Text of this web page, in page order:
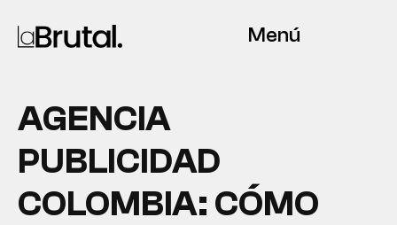
Menú
AGENCIA
PUBLICIDAD
COLOMBIA: CÓMO